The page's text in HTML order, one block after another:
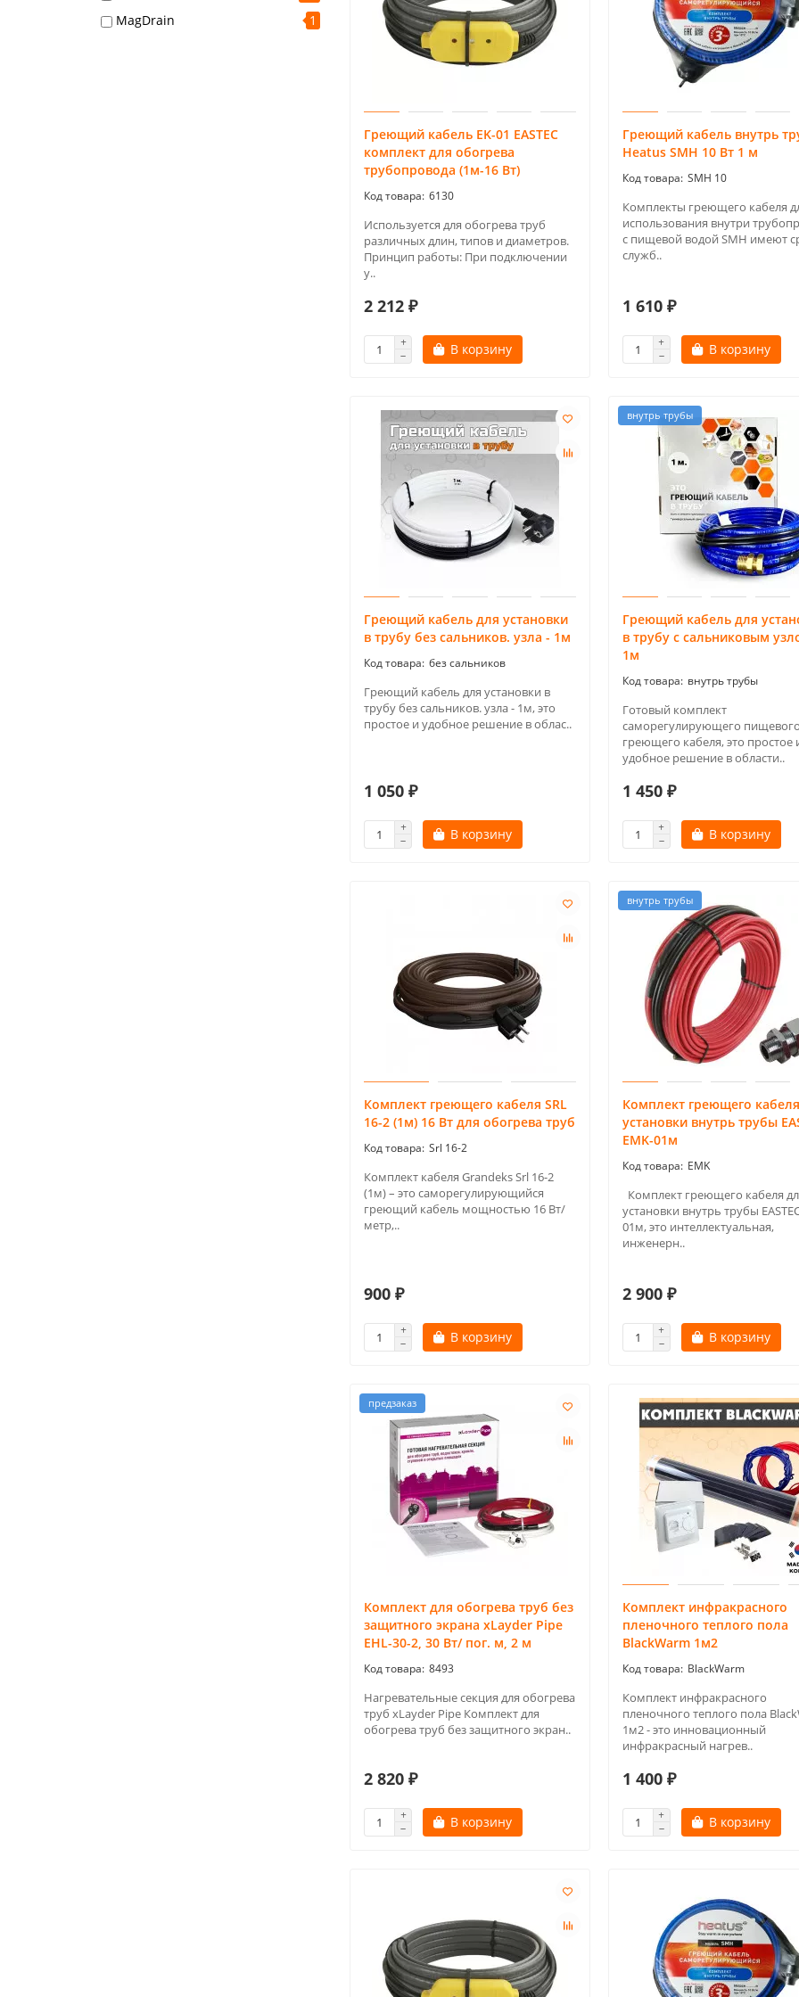
MagDrain
1
Греющий кабель EK-01 EASTEC
комплект для обогрева
трубопровода (1м-16 Вт)
6130
Используется для обогрева труб
различных длин, типов и диаметров.
Принцип работы: При подключении
у..
2 212 ₽
В корзину
Греющий кабель внутрь
Heatus SMH 10 Вт 1 м
SMH 10
Комплекты греющего кабеля
использования внутри
с пищевой водой SMH имеют
служб..
1 610 ₽
В корзину
Греющий кабель для установки
в трубу без сальников. узла - 1м
без сальников
Греющий кабель для установки в
трубу без сальников. узла - 1м, это
простое и удобное решение в облас..
1 050 ₽
В корзину
внутрь трубы
Греющий кабель для
в трубу с сальниковым
1м
внутрь трубы
Готовый комплект
саморегулирующего
греющего кабеля, это простое
удобное решение в области..
1 450 ₽
В корзину
Комплект греющего кабеля SRL
16-2 (1м) 16 Вт для обогрева труб
Srl 16-2
Комплект кабеля Grandeks Srl 16-2
(1м) – это саморегулирующийся
греющий кабель мощностью 16 Вт/
метр,..
900 ₽
В корзину
внутрь трубы
Комплект греющего
установки внутрь трубы
EMK-01м
EMK
Комплект греющего кабеля
установки внутрь трубы
01м, это интеллектуальная,
инженерн..
2 900 ₽
В корзину
предзаказ
Комплект для обогрева труб без
защитного экрана xLayder Pipe
EHL-30-2, 30 Вт/ пог. м, 2 м
8493
Нагревательные секция для обогрева
труб xLayder Pipe Комплект для
обогрева труб без защитного экран..
2 820 ₽
В корзину
Комплект инфракрасного
пленочного теплого пола
BlackWarm 1м2
BlackWarm
Комплект инфракрасного
пленочного теплого пола
1м2 - это инновационный
инфракрасный нагрев..
1 400 ₽
В корзину